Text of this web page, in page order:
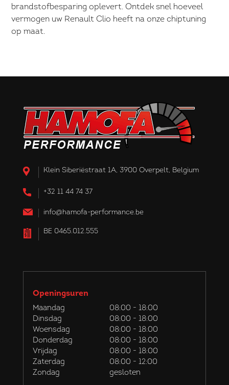
brandstofbesparing oplevert. Ontdek snel hoeveel
vermogen uw Renault Clio heeft na onze chiptuning
op maat.
Klein Siberiëstraat 1A, 3900 Overpelt, Belgium
+32 11 44 74 37
info@hamofa-performance.be
BE 0465.012.555
Openingsuren
Maandag
08:00 - 18:00
Dinsdag
08:00 - 18:00
Woensdag
08:00 - 18:00
Donderdag
08:00 - 18:00
Vrijdag
08:00 - 18:00
Zaterdag
08:00 - 12:00
Zondag
gesloten